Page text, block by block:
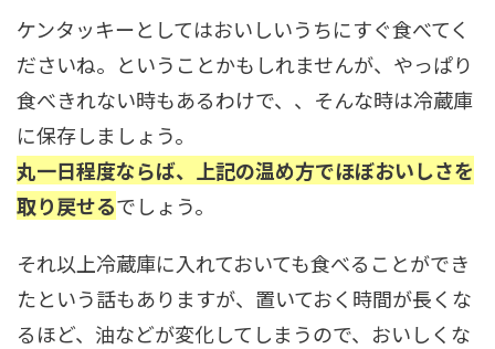
ケンタッキーとしてはおいしいうちにすぐ食べてく
ださいね。ということかもしれませんが、やっぱり
食べきれない時もあるわけで、、そんな時は冷蔵庫
に保存しましょう。
丸一日程度ならば、上記の温め方でほぼおいしさを
取り戻せるでしょう。
それ以上冷蔵庫に入れておいても食べることができ
たという話もありますが、置いておく時間が長くな
るほど、油などが変化してしまうので、おいしくな